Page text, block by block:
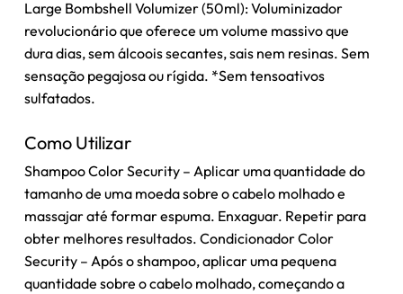
Large Bombshell Volumizer (50ml): Voluminizador
revolucionário que oferece um volume massivo que
dura dias, sem álcoois secantes, sais nem resinas. Sem
sensação pegajosa ou rígida. *Sem tensoativos
sulfatados.
Como Utilizar
Shampoo Color Security – Aplicar uma quantidade do
tamanho de uma moeda sobre o cabelo molhado e
massajar até formar espuma. Enxaguar. Repetir para
obter melhores resultados. Condicionador Color
Security – Após o shampoo, aplicar uma pequena
quantidade sobre o cabelo molhado, começando a